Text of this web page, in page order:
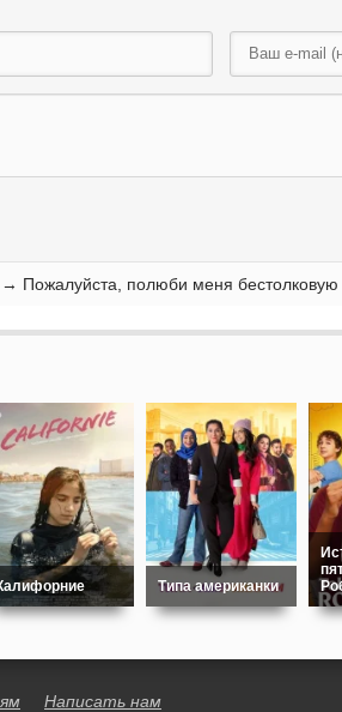
→ Пожалуйста, полюби меня бестолковую
Типа американки
Написать нам